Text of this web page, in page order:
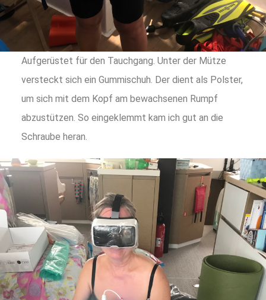
Aufgerüstet für den Tauchgang. Unter der Mütze
versteckt sich ein Gummischuh. Der dient als Polster,
um sich mit dem Kopf am bewachsenen Rumpf
abzustützen. So eingeklemmt kam ich gut an die
Schraube heran.